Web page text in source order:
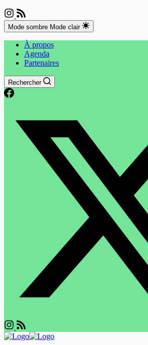
Mode sombre Mode clair
À propos
Agenda
Partenaires
Rechercher